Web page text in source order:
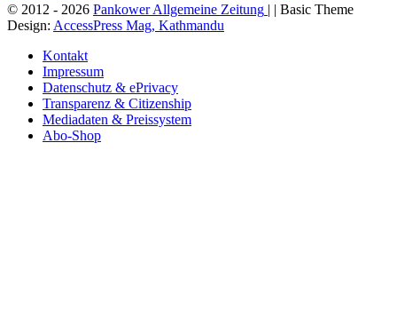
© 2012 - 2026 Pankower Allgemeine Zeitung | | Basic Theme
Design: AccessPress Mag, Kathmandu
Kontakt
Impressum
Datenschutz & ePrivacy
Transparenz & Citizenship
Mediadaten & Preissystem
Abo-Shop